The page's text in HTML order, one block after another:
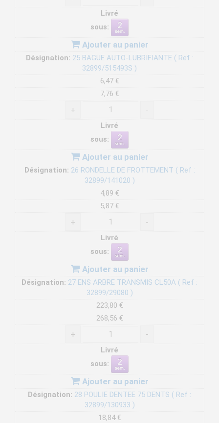
Livré
sous:
Ajouter au panier
Désignation: 25 BAGUE AUTO-LUBRIFIANTE ( Ref :
32899/515493S )
6,47 €
7,76 €
+ -
Livré
sous:
Ajouter au panier
Désignation: 26 RONDELLE DE FROTTEMENT ( Ref :
32899/141020 )
4,89 €
5,87 €
+ -
Livré
sous:
Ajouter au panier
Désignation: 27 ENS ARBRE TRANSMIS CL50A ( Ref :
32899/29080 )
223,80 €
268,56 €
+ -
Livré
sous:
Ajouter au panier
Désignation: 28 POULIE DENTEE 75 DENTS ( Ref :
32899/130933 )
18,84 €